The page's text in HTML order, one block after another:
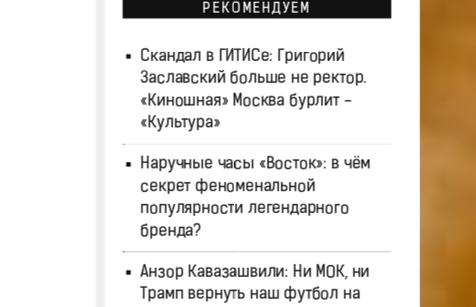
РЕКОМЕНДУЕМ
Скандал в ГИТИСе: Григорий
Заславский больше не ректор.
«Киношная» Москва бурлит -
«Культура»
Наручные часы «Восток»: в чём
секрет феноменальной
популярности легендарного
бренда?
Анзор Кавазашвили: Ни МОК, ни
Трамп вернуть наш футбол на